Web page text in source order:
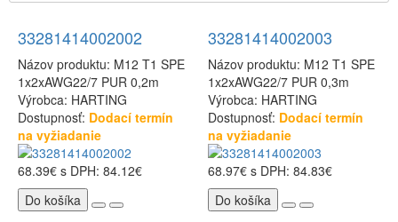
33281414002002
Názov produktu: M12 T1 SPE
1x2xAWG22/7 PUR 0,2m
Výrobca: HARTING
Dostupnosť: Dodací termín
na vyžiadanie
68.39€ s DPH: 84.12€
Do košíka
33281414002003
Názov produktu: M12 T1 SPE
1x2xAWG22/7 PUR 0,3m
Výrobca: HARTING
Dostupnosť: Dodací termín
na vyžiadanie
68.97€ s DPH: 84.83€
Do košíka